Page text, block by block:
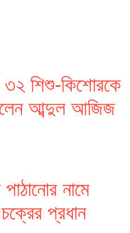
৩২ শিশু-কিশোরকে
আব্দুল আজিজ
নামে
প্রধান